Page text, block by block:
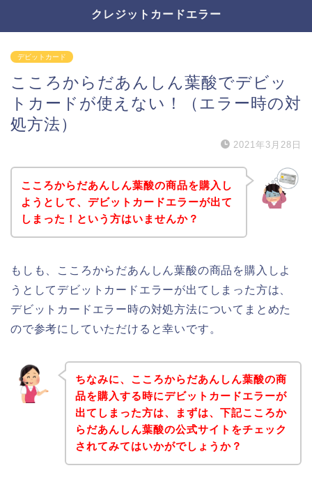
クレジットカードエラー
デビットカード
こころからだあんしん葉酸でデビッ
トカードが使えない！（エラー時の対
処方法）
2021年3月28日
こころからだあんしん葉酸の商品を購入し
ようとして、デビットカードエラーが出て
しまった！という方はいませんか？
もしも、こころからだあんしん葉酸の商品を購入しよ
うとしてデビットカードエラーが出てしまった方は、
デビットカードエラー時の対処方法についてまとめた
ので参考にしていただけると幸いです。
ちなみに、こころからだあんしん葉酸の商
品を購入する時にデビットカードエラーが
出てしまった方は、まずは、下記こころか
らだあんしん葉酸の公式サイトをチェック
されてみてはいかがでしょうか？